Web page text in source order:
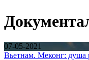
07-05-2021
Вьетнам. Меконг: душа